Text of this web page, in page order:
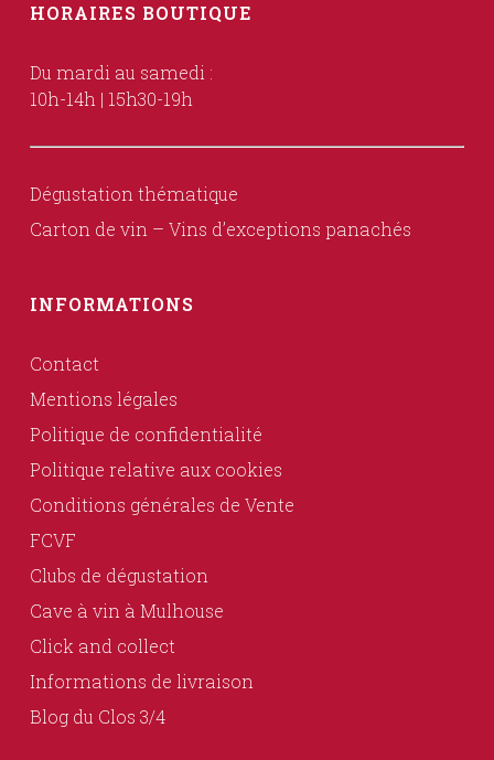
HORAIRES BOUTIQUE
Du mardi au samedi :
10h-14h | 15h30-19h
Dégustation thématique
Carton de vin – Vins d’exceptions panachés
INFORMATIONS
Contact
Mentions légales
Politique de confidentialité
Politique relative aux cookies
Conditions générales de Vente
FCVF
Clubs de dégustation
Cave à vin à Mulhouse
Click and collect
Informations de livraison
Blog du Clos 3/4